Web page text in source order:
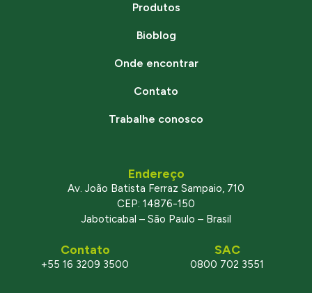
Produtos
Bioblog
Onde encontrar
Contato
Trabalhe conosco
Endereço
Av. João Batista Ferraz Sampaio, 710
CEP: 14876-150
Jaboticabal – São Paulo – Brasil
Contato
+55 16 3209 3500
SAC
0800 702 3551